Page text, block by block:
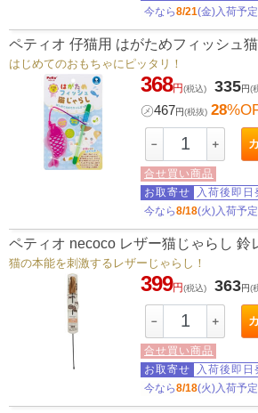
今なら8/21(金)入荷予定
ペティオ 仔猫用 はがためフィッシュ
はじめてのおもちゃにピッタリ！
368円(税込) 335円(
㋱467円(税抜) 28
－ ＋
合せ買い商品
お取寄せ
入荷後即日
今なら8/18(火)入荷予定
ペティオ necoco レザー猫じゃらし 鈴
猫の本能を刺激するレザーじゃらし！
399円(税込) 363円(
－ ＋
合せ買い商品
お取寄せ
入荷後即日
今なら8/18(火)入荷予定